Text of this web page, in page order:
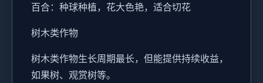
百合：种球种植，花大色艳，适合切花
树木类作物
树木类作物生长周期最长，但能提供持续收益，
如果树、观赏树等。